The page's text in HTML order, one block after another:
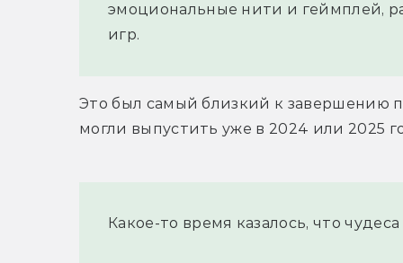
эмоциональные нити и геймплей,
игр.
Это был самый близкий к завершению
могли выпустить уже в 2024 или 2025
Какое-то время казалось, что